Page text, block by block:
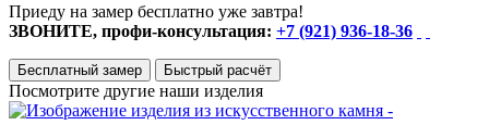
Приеду на замер бесплатно уже завтра!
ЗВОНИТЕ, профи-консультация: +7 (921) 936-18-36
Бесплатный замер Быстрый расчёт
Посмотрите другие наши изделия